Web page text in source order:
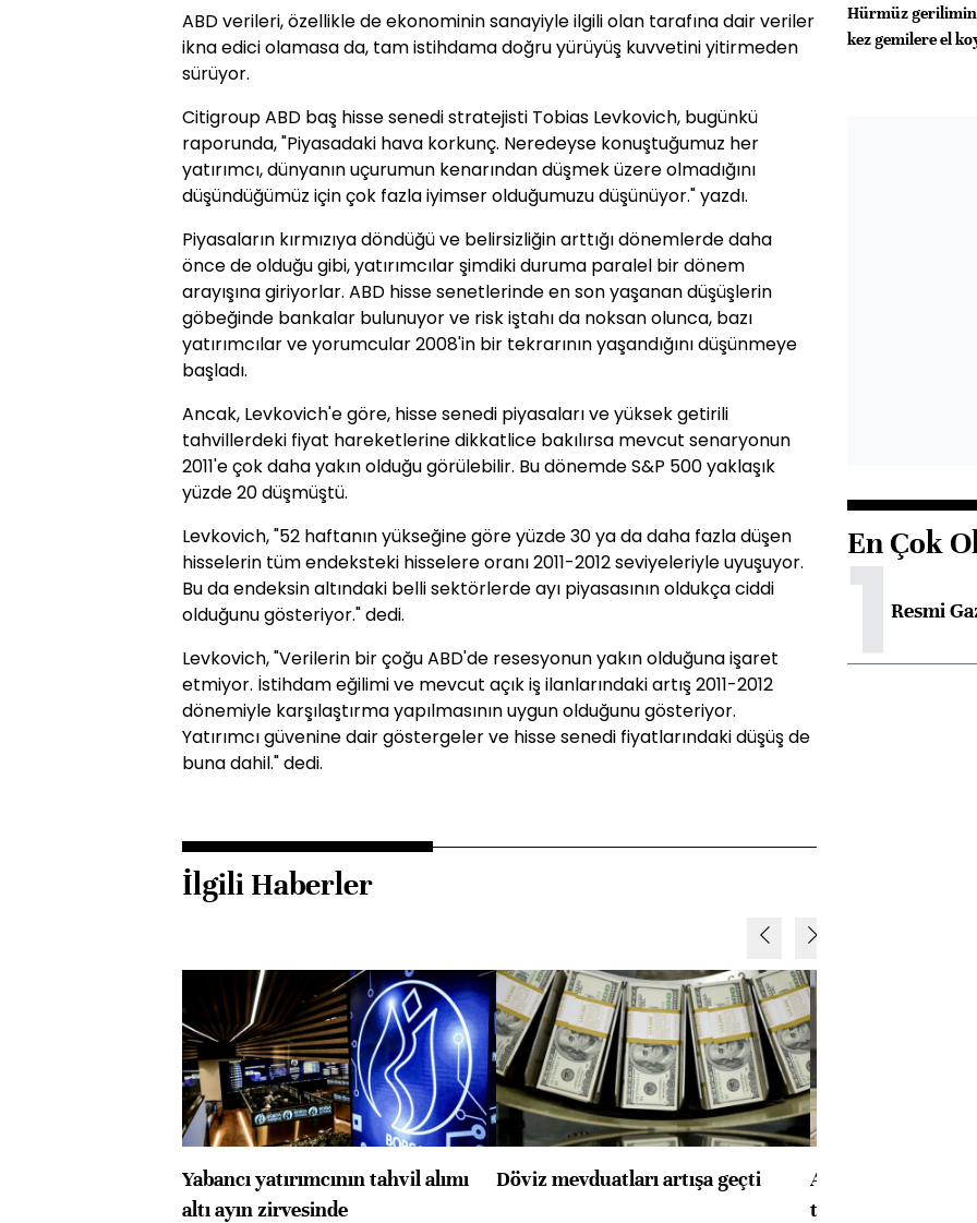
ABD verileri, özellikle de ekonominin sanayiyle ilgili olan tarafına dair veriler
ikna edici olamasa da, tam istihdama doğru yürüyüş kuvvetini yitirmeden
sürüyor.
Citigroup ABD baş hisse senedi stratejisti Tobias Levkovich, bugünkü
raporunda, "Piyasadaki hava korkunç. Neredeyse konuştuğumuz her
yatırımcı, dünyanın uçurumun kenarından düşmek üzere olmadığını
düşündüğümüz için çok fazla iyimser olduğumuzu düşünüyor." yazdı.
Piyasaların kırmızıya döndüğü ve belirsizliğin arttığı dönemlerde daha
önce de olduğu gibi, yatırımcılar şimdiki duruma paralel bir dönem
arayışına giriyorlar. ABD hisse senetlerinde en son yaşanan düşüşlerin
göbeğinde bankalar bulunuyor ve risk iştahı da noksan olunca, bazı
yatırımcılar ve yorumcular 2008'in bir tekrarının yaşandığını düşünmeye
başladı.
Ancak, Levkovich'e göre, hisse senedi piyasaları ve yüksek getirili
tahvillerdeki fiyat hareketlerine dikkatlice bakılırsa mevcut senaryonun
2011'e çok daha yakın olduğu görülebilir. Bu dönemde S&P 500 yaklaşık
yüzde 20 düşmüştü.
Levkovich, "52 haftanın yükseğine göre yüzde 30 ya da daha fazla düşen
hisselerin tüm endeksteki hisselere oranı 2011-2012 seviyeleriyle uyuşuyor.
Bu da endeksin altındaki belli sektörlerde ayı piyasasının oldukça ciddi
olduğunu gösteriyor." dedi.
Levkovich, "Verilerin bir çoğu ABD'de resesyonun yakın olduğuna işaret
etmiyor. İstihdam eğilimi ve mevcut açık iş ilanlarındaki artış 2011-2012
dönemiyle karşılaştırma yapılmasının uygun olduğunu gösteriyor.
Yatırımcı güvenine dair göstergeler ve hisse senedi fiyatlarındaki düşüş de
buna dahil." dedi.
İlgili Haberler
Yabancı yatırımcının tahvil alımı
altı ayın zirvesinde
Döviz mevduatları artışa geçti
ABD'de konut
toparlandı
Hürmüz
kez gemilere el
En Çok
1Resmi